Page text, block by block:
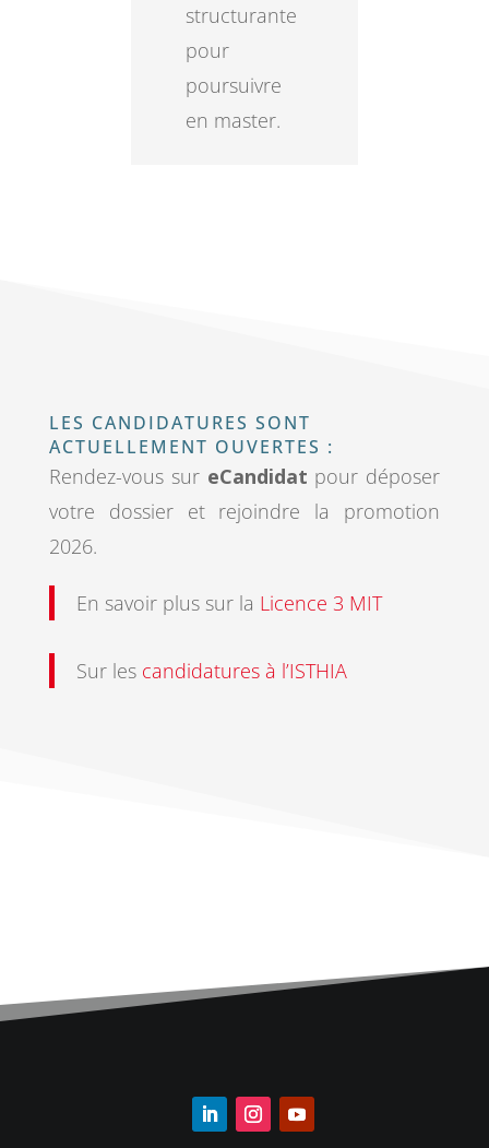
structurante
pour
poursuivre
en master.
LES CANDIDATURES SONT
ACTUELLEMENT OUVERTES :
Rendez-vous sur eCandidat pour déposer
votre dossier et rejoindre la promotion
2026.
En savoir plus sur la Licence 3 MIT
Sur les candidatures à l’ISTHIA